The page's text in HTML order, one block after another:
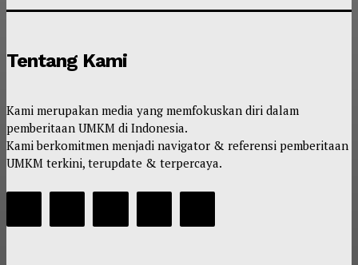
Tentang Kami
Kami merupakan media yang memfokuskan diri dalam
pemberitaan UMKM di Indonesia.
Kami berkomitmen menjadi navigator & referensi pemberitaan
UMKM terkini, terupdate & terpercaya.